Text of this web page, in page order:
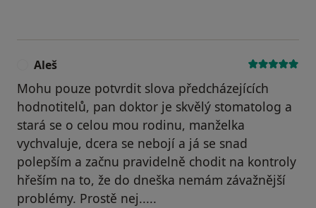
Aleš
Mohu pouze potvrdit slova předcházejících
hodnotitelů, pan doktor je skvělý stomatolog a
stará se o celou mou rodinu, manželka
vychvaluje, dcera se nebojí a já se snad
polepším a začnu pravidelně chodit na kontroly
hřeším na to, že do dneška nemám závažnější
problémy. Prostě nej.....